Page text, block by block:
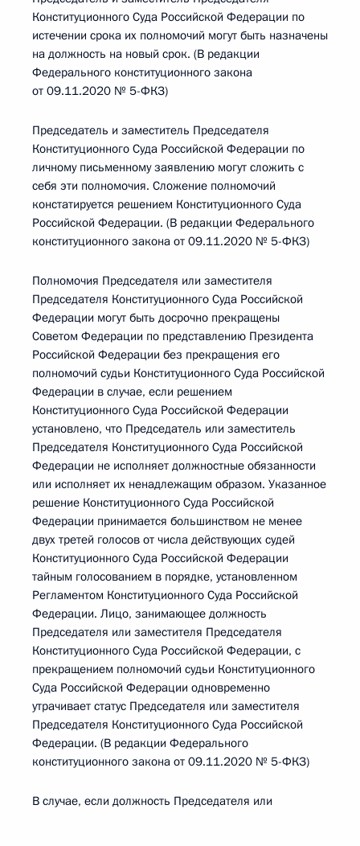
Конституционного Суда Российской Федерации по
истечении срока их полномочий могут быть назначены
на должность на новый срок. (В редакции
Федерального конституционного закона
от 09.11.2020 № 5-ФКЗ)
Председатель и заместитель Председателя
Конституционного Суда Российской Федерации по
личному письменному заявлению могут сложить с
себя эти полномочия. Сложение полномочий
констатируется решением Конституционного Суда
Российской Федерации. (В редакции Федерального
конституционного закона от 09.11.2020 № 5-ФКЗ)
Полномочия Председателя или заместителя
Председателя Конституционного Суда Российской
Федерации могут быть досрочно прекращены
Советом Федерации по представлению Президента
Российской Федерации без прекращения его
полномочий судьи Конституционного Суда Российской
Федерации в случае, если решением
Конституционного Суда Российской Федерации
установлено, что Председатель или заместитель
Председателя Конституционного Суда Российской
Федерации не исполняет должностные обязанности
или исполняет их ненадлежащим образом. Указанное
решение Конституционного Суда Российской
Федерации принимается большинством не менее
двух третей голосов от числа действующих судей
Конституционного Суда Российской Федерации
тайным голосованием в порядке, установленном
Регламентом Конституционного Суда Российской
Федерации. Лицо, занимающее должность
Председателя или заместителя Председателя
Конституционного Суда Российской Федерации, с
прекращением полномочий судьи Конституционного
Суда Российской Федерации одновременно
утрачивает статус Председателя или заместителя
Председателя Конституционного Суда Российской
Федерации. (В редакции Федерального
конституционного закона от 09.11.2020 № 5-ФКЗ)
В случае, если должность Председателя или